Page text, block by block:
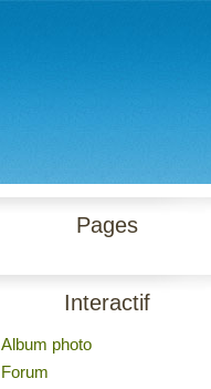
Pages
Interactif
Album photo
Forum